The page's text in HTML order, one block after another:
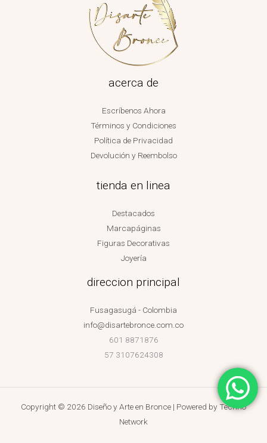
acerca de
Escríbenos Ahora
Términos y Condiciones
Política de Privacidad
Devolución y Reembolso
tienda en linea
Destacados
Marcapáginas
Figuras Decorativas
Joyería
direccion principal
Fusagasugá - Colombia
info@disartebronce.com.co
601 8871876
57 3107624308
Copyright © 2026 Diseño y Arte en Bronce | Powered by Techno
Network